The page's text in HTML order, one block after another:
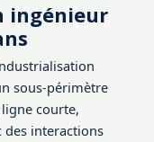
ingénieur
sous-périmètre
courte,
des interactions